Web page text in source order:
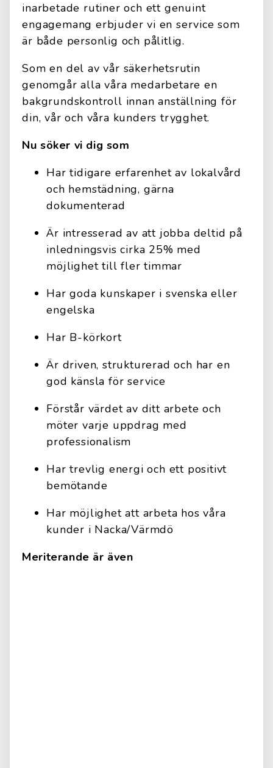
inarbetade rutiner och ett genuint
engagemang erbjuder vi en service som
är både personlig och pålitlig.
Som en del av vår säkerhetsrutin
genomgår alla våra medarbetare en
bakgrundskontroll innan anställning för
din, vår och våra kunders trygghet.
Nu söker vi dig som
Har tidigare erfarenhet av lokalvård
och hemstädning, gärna
dokumenterad
Är intresserad av att jobba deltid på
inledningsvis cirka 25% med
möjlighet till fler timmar
Har goda kunskaper i svenska eller
engelska
Har B-körkort
Är driven, strukturerad och har en
god känsla för service
Förstår värdet av ditt arbete och
möter varje uppdrag med
professionalism
Har trevlig energi och ett positivt
bemötande
Har möjlighet att arbeta hos våra
kunder i Nacka/Värmdö
Meriterande är även